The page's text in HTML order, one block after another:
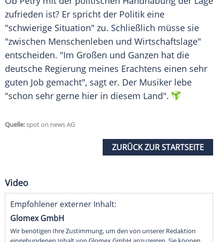
zufrieden ist? Er spricht der Politik eine
"schwierige Situation" zu. Schließlich müsse sie
"zwischen Menschenleben und Wirtschaftslage"
entscheiden. "Im Großen und Ganzen hat die
deutsche Regierung meines Erachtens einen sehr
guten Job gemacht", sagt er. Der Musiker lebe
"schon sehr gerne hier in diesem Land".
Quelle:spot on news AG
ZURÜCK ZUR STARTSEITE
Video
Empfohlener externer Inhalt:
Glomex GmbH
Wir benötigen Ihre Zustimmung, um den von unserer Redaktion